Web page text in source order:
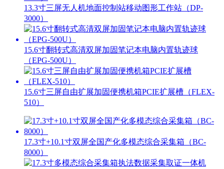
13.3寸三屏无人机地面控制站移动图形工作站（DP-
3000）
15.6寸翻转式高清双屏加固笔记本电脑内置轨迹球
（EPG-500U）
15.6寸三屏自由扩展加固便携机箱PCIE扩展槽（FLEX-
510）
17.3寸+10.1寸双屏全国产化多模态综合采集箱（BC-
8000）